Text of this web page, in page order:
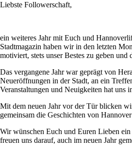
Liebste Followerschaft,
ein weiteres Jahr mit Euch und
Stadtmagazin haben wir in den letzten
motiviert, stets unser Bestes zu geben
Das vergangene Jahr war geprägt von
Neueröffnungen in der Stadt, an ein
Veranstaltungen und Neuigkeiten hat uns
Mit dem neuen Jahr vor der Tür blicken
gemeinsam die Geschichten von
Wir wünschen Euch und Euren Lieben
freuen uns darauf, auch im neuen Jahr